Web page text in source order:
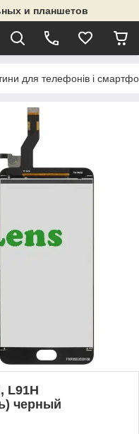
и планшетов
для телефонів і
L91H
черный